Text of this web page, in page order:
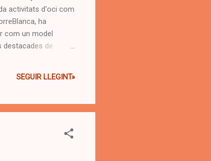
activitats d'oci com
ha
com un model
destacades de
ha quedat més
SEGUIR LLEGINT»